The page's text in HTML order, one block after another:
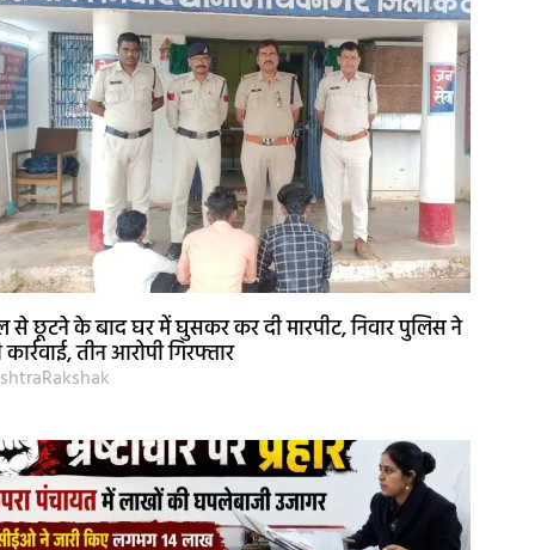
से छूटने के बाद घर में घुसकर कर दी मारपीट, निवार पुलिस ने
तीन आरोपी गिरफ्तार